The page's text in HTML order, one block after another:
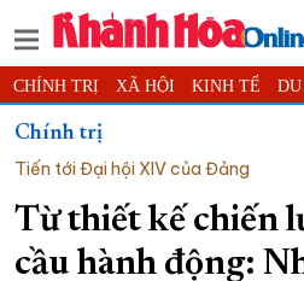
CHÍNH TRỊ XÃ HỘI KINH TẾ
THỂ THAO
KHOA HỌC - CÔNG NGHỆ PHÁP
THẾ GIỚI MULTIMEDIA VIDEO
PODCAST THÔNG TIN - QUẢNG
Chính trị
Tiến tới Đại hội XIV của Đảng
Từ thiết kế chiến
cầu hành động: